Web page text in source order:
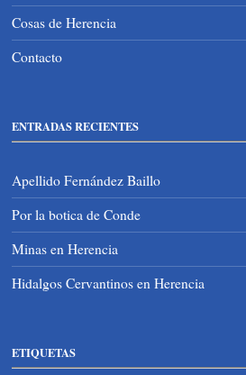
Cosas de Herencia
Contacto
ENTRADAS RECIENTES
Apellido Fernández Baillo
Por la botica de Conde
Minas en Herencia
Hidalgos Cervantinos en Herencia
ETIQUETAS